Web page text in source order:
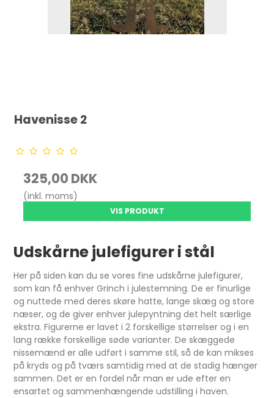
Havenisse 2
325,00 DKK
(inkl. moms)
VIS PRODUKT
Udskårne julefigurer i stål
Her på siden kan du se vores fine udskårne julefigurer,
som kan få enhver Grinch i julestemning. De er finurlige
og nuttede med deres skøre hatte, lange skæg og store
næser, og de giver enhver julepyntning det helt særlige
ekstra. Figurerne er lavet i 2 forskellige størrelser og i en
lang række forskellige søde varianter. De skæggede
nissemænd er alle udført i samme stil, så de kan mikses
på kryds og på tværs samtidig med at de stadig hænger
sammen. Det er en fordel når man er ude efter en
ensartet og sammenhængende udstilling i haven.